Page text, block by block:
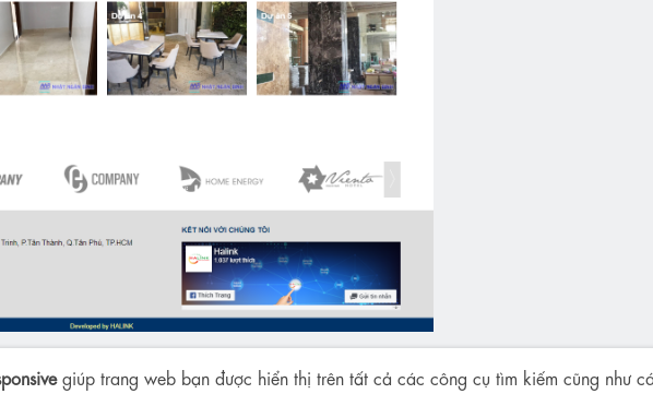
giúp trang web bạn được hiển thị trên tất cả các công cụ tìm kiếm cũng như